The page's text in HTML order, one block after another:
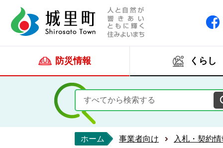
防災情報 くらし
ホーム 事業者向け 入札・契約